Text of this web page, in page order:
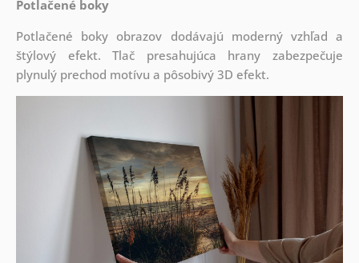
Potlačené boky
Potlačené boky obrazov dodávajú moderný vzhľad a
štýlový efekt. Tlač presahujúca hrany zabezpečuje
plynulý prechod motívu a pôsobivý 3D efekt.